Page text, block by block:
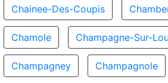
Chainee-Des-Coupis
Chamole Champagne-Sur-
Champagney Champagnole